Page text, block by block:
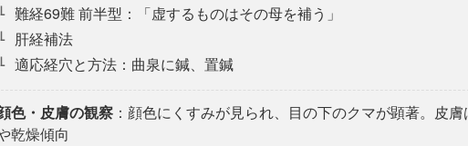
難経69難 前半型：「虚するものはその母を補う」
肝経補法
適応経穴と方法：曲泉に鍼、置鍼
色・皮膚の観察 ：顔色にくすみが見られ、目の下のクマが顕著。皮膚
乾燥傾向